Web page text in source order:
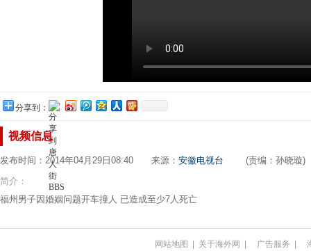
分享到：
视频信息
发布时间：2014年04月29日08:40 来源： 安徽电视台 (责编：孙晓璇)
简介：
福州男子因婚姻问题开车撞人 已造成至少7人死亡
网站地图 | 关于海外网 | 广告服务 |